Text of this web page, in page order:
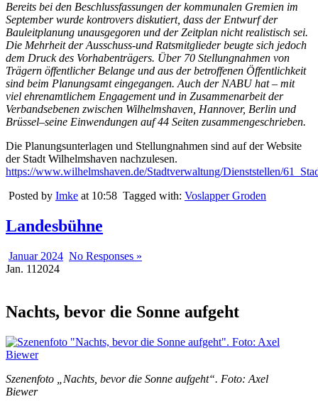
Bereits bei den Beschlussfassungen der kommunalen Gremien im
September wurde kontrovers diskutiert, dass der Entwurf der
Bauleitplanung unausgegoren und der Zeitplan nicht realistisch sei.
Die Mehrheit der Ausschuss-und Ratsmitglieder beugte sich jedoch
dem Druck des Vorhabenträgers. Über 70 Stellungnahmen von
Trägern öffentlicher Belange und aus der betroffenen Öffentlichkeit
sind beim Planungsamt eingegangen. Auch der NABU hat – mit
viel ehrenamtlichem Engagement und in Zusammenarbeit der
Verbandsebenen zwischen Wilhelmshaven, Hannover, Berlin und
Brüssel–seine Einwendungen auf 44 Seiten zusammengeschrieben.
Die Planungsunterlagen und Stellungnahmen sind auf der Website
der Stadt Wilhelmshaven nachzulesen.
https://www.wilhelmshaven.de/Stadtverwaltung/Dienststellen/
Posted by Imke at 10:58 Tagged with: Voslapper Groden
Landesbühne
Januar 2024 No Responses »
Jan. 11 2024
Nachts, bevor die Sonne aufgeht
Szenenfoto „Nachts, bevor die Sonne aufgeht“. Foto: Axel
Biewer